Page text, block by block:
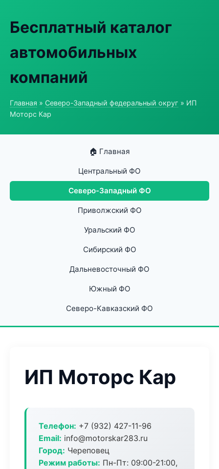
Бесплатный каталог
автомобильных
компаний
Главная » Северо-Западный федеральный округ » ИП
Моторс Кар
🏠 Главная
Центральный ФО
Северо-Западный ФО
Приволжский ФО
Уральский ФО
Сибирский ФО
Дальневосточный ФО
Южный ФО
Северо-Кавказский ФО
ИП Моторс Кар
Телефон: +7 (932) 427-11-96
Email: info@motorskar283.ru
Город: Череповец
Режим работы: Пн-Пт: 09:00-21:00,